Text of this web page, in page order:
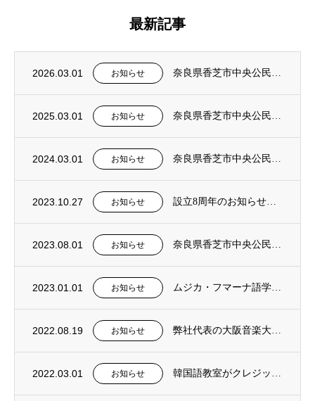
最新記事
2026.03.01 お知らせ 奈良県香芝市中央公民館 社会教育事業 2026年前期 韓国語入門講座を担当
2025.03.01 お知らせ 奈良県香芝市中央公民館 社会教育事業 2025年前期 韓国語入門講座を担当
2024.03.01 お知らせ 奈良県香芝市中央公民館 社会教育事業 2024年前期 韓国語入門講座を担当
2023.10.27 お知らせ 設立8周年のお知らせと新たなる方針について
2023.08.01 お知らせ 奈良県香芝市中央公民館 社会教育事業 2023年後期 韓国語入門講座を担当
2023.01.01 お知らせ ムジカ・フマーナ語学教室に、『日本語クラス』を新設。
2022.08.19 お知らせ 弊社代表の大阪音楽大学非常勤講師就任のお知らせ
2022.03.01 お知らせ 韓国語教室がクレジット決済に対応しました。